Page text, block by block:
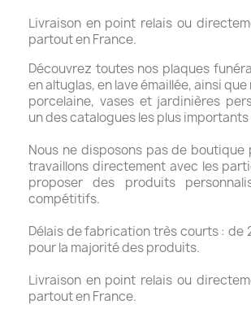
Livraison en point relais ou
partout en France.
Découvrez toutes nos plaques
en altuglas, en lave émaillée, ainsi
porcelaine, vases et jardinières
un des catalogues les plus importants
Nous ne disposons pas de boutique
travaillons directement avec les
proposer des produits
compétitifs.
Délais de fabrication très courts : de
pour la majorité des produits.
Livraison en point relais ou
partout en France.